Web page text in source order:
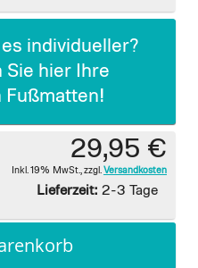
individueller?
Sie hier Ihre
Fußmatten!
29,95 €
Inkl. 19% MwSt. zzgl. Versandkosten
Lieferzeit: 2-3 Tage